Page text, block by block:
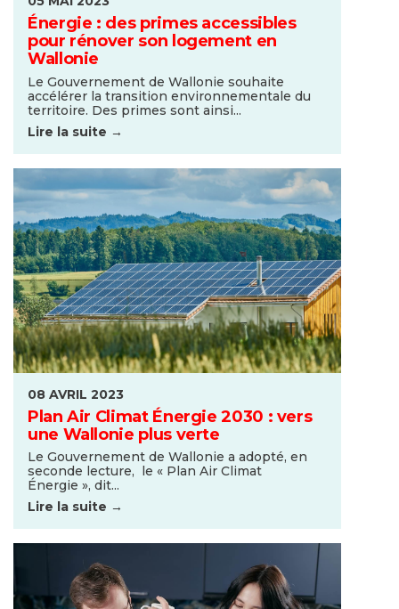
Énergie : des primes accessibles
pour rénover son logement en
Wallonie
Le Gouvernement de Wallonie souhaite
accélérer la transition environnementale du
territoire. Des primes sont ainsi...
Lire la suite →
08 AVRIL 2023
Plan Air Climat Énergie 2030 : vers
une Wallonie plus verte
Le Gouvernement de Wallonie a adopté, en
seconde lecture, le « Plan Air Climat
Énergie », dit...
Lire la suite →